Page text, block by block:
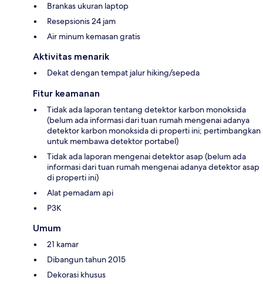
Brankas ukuran laptop
Resepsionis 24 jam
Air minum kemasan gratis
Aktivitas menarik
Dekat dengan tempat jalur hiking/sepeda
Fitur keamanan
Tidak ada laporan tentang detektor karbon monoksida
(belum ada informasi dari tuan rumah mengenai adanya
detektor karbon monoksida di properti ini; pertimbangkan
untuk membawa detektor portabel)
Tidak ada laporan mengenai detektor asap (belum ada
informasi dari tuan rumah mengenai adanya detektor asap
di properti ini)
Alat pemadam api
P3K
Umum
21 kamar
Dibangun tahun 2015
Dekorasi khusus